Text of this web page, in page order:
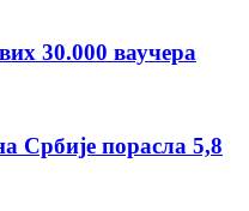
30.000 ваучера
Србије порасла 5,8